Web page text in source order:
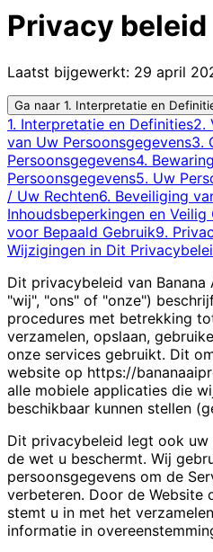
Privacy beleid
Laatst bijgewerkt: 29 april
Ga naar 1. Interpretatie en
1. Interpretatie en Definities2.
van Uw Persoonsgegevens3.
Persoonsgegevens4.
Persoonsgegevens5. Uw
/ Uw Rechten6. Beveiliging
Inhoudsbeperkingen en Veilig
voor Bepaald Gebruik9.
Wijzigingen in Dit
Dit privacybeleid van Banana
"wij", "ons" of "onze")
procedures met betrekking
verzamelen, opslaan,
onze services gebruikt. Dit
website op https://
alle mobiele applicaties die
beschikbaar kunnen stellen
Dit privacybeleid legt ook
de wet u beschermt. Wij
persoonsgegevens om de
verbeteren. Door de Website
stemt u in met het
informatie in